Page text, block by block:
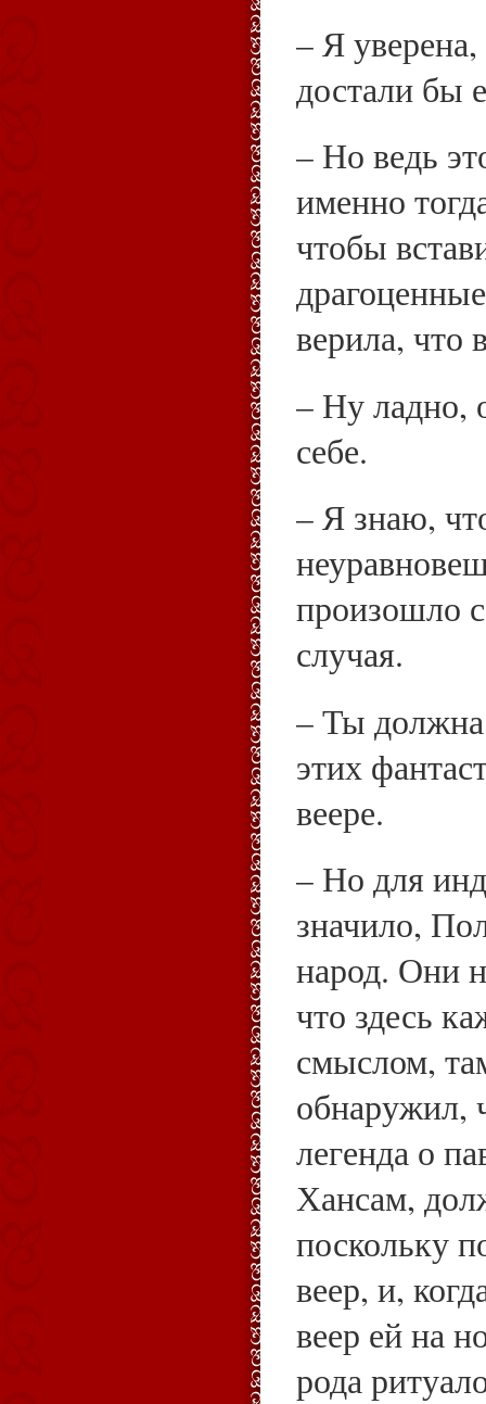
– Я
достали бы
– Но ведь
именно
чтобы
верила, что
– Ну ладно,
себе.
– Я знаю,
произошло с
случая.
– Ты должна
этих
веере.
– Но для
значило,
народ. Они
что здесь
смыслом,
обнаружил,
легенда о
Хансам,
поскольку
веер, и,
веер ей на
рода